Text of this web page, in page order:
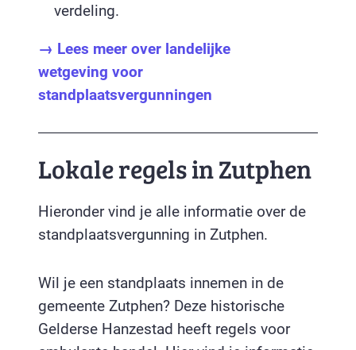
verdeling.
→ Lees meer over landelijke
wetgeving voor
standplaatsvergunningen
Lokale regels in Zutphen
Hieronder vind je alle informatie over de
standplaatsvergunning in Zutphen.
Wil je een standplaats innemen in de
gemeente Zutphen? Deze historische
Gelderse Hanzestad heeft regels voor